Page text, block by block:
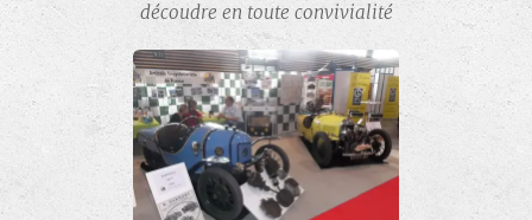
découdre en toute convivialité